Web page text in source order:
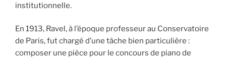
institutionnelle.
En 1913, Ravel, à l’époque professeur au Conservatoire
de Paris, fut chargé d’une tâche bien particulière :
composer une pièce pour le concours de piano de